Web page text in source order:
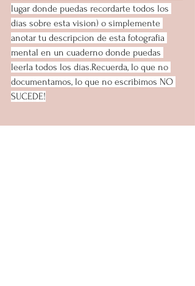
lugar donde puedas recordarte todos los
días sobre esta vision) o simplemente
anotar tu descripcion de esta fotografia
mental en un cuaderno donde puedas
leerla todos los días.Recuerda, lo que no
documentamos, lo que no escribimos NO
SUCEDE!